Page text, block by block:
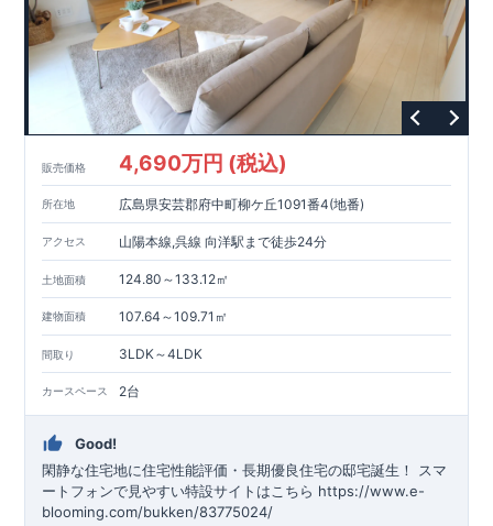
販売価格 4,690万円 (税込)
所在地 広島県安芸郡府中町柳ケ丘1091番4(地番)
アクセス 山陽本線,呉線 向洋駅まで徒歩24分
土地面積 124.80～133.12㎡
建物面積 107.64～109.71㎡
間取り 3LDK～4LDK
カースペース 2台
Good!
閑静な住宅地に住宅性能評価・長期優良住宅の邸宅誕生！ スマ
ートフォンで見やすい特設サイトはこちら https://www.e-
blooming.com/bukken/83775024/